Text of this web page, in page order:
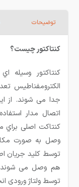
توضیحات
کنتاکتور چیست؟
کنتاکتور وسیله
الکترومفناطیس
جدا می شوند. از
اتصال مدار
کنتاکت اصلی
وصل به صورت
توسط کلید جریان
هم وصل می
توسط ولتاژ ورودی